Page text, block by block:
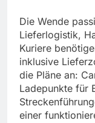
Die Wende
Lieferlogistik,
Kuriere
inklusive
die Pläne an:
Ladepunkte für
einer